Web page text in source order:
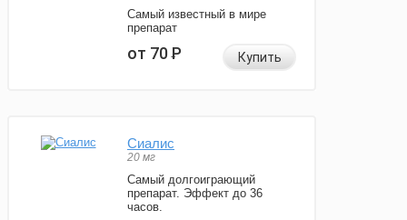
Самый известный в мире
препарат
от 70Р Купить
Сиалис
20 мг
Самый долгоиграющий
препарат. Эффект до 36
часов.